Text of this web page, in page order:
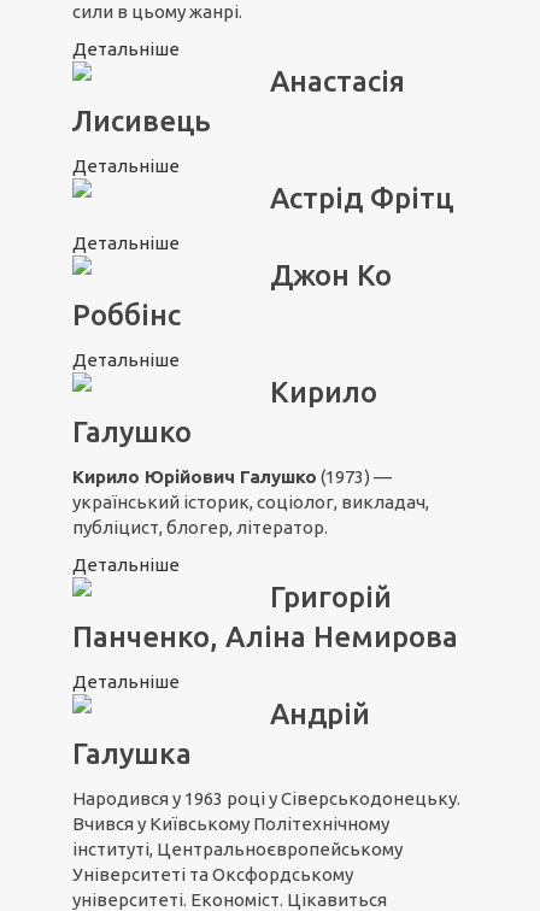
сили в цьому жанрі.
Детальніше
Анастасія
Лисивець
Детальніше
Астрід Фрітц
Детальніше
Джон Ко
Роббінс
Детальніше
Кирило
Галушко
Кирило Юрійович Галушко (1973) —
український історик, соціолог, викладач,
публіцист, блогер, літератор.
Детальніше
Григорій
Панченко, Аліна Немирова
Детальніше
Андрій
Галушка
Народився у 1963 році у Сіверськодонецьку.
Вчився у Київському Політехнічному
інституті, Центральноєвропейському
Університеті та Оксфордському
університеті. Економіст. Цікавиться